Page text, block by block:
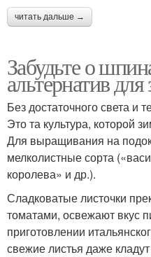
читать дальше →
Забудьте о
альтернатив
Без достаточного света и
Это та культура, которой
Для выращивания на
мелколистные сорта
королева» и др.).
Сладковатые листочки
томатами, освежают вкус
приготовлении
свежие листья даже